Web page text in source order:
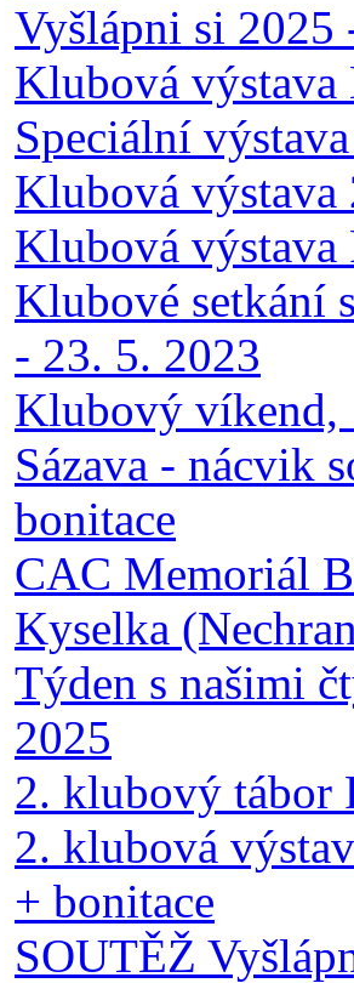
Vyšlápni si 2025
Klubová výstava
Speciální
Klubová
Klubová výstava
Klubové setkání
- 23. 5. 2023
Klubový víkend,
Sázava - nácvik
bonitace
CAC Memoriál
Kyselka
Týden s našimi
2025
2. klubový tábor
2. klubová
+ bonitace
SOUTĚŽ